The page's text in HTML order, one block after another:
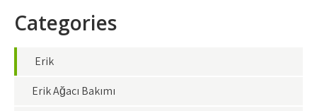
Categories
Erik
Erik Ağacı Bakımı